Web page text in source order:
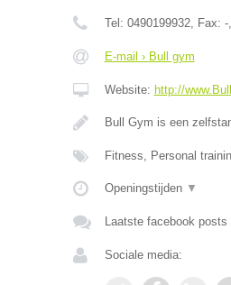
Tel: 0490199932, Fax: -
E-mail › Bull gym
Website: http://
Bull Gym is een
Fitness, Personal
Openingstijden ▼
Laatste facebook posts
Sociale media: